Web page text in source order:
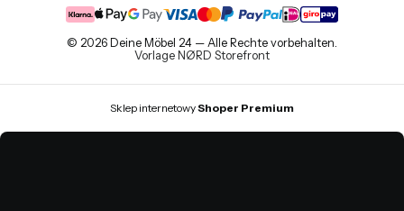
© 2026 Deine Möbel 24 — Alle Rechte vorbehalten.
Vorlage NØRD Storefront
Sklep internetowyShoper Premium